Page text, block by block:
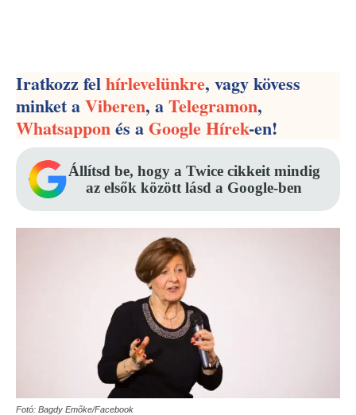
Iratkozz felhírlevelünkre, vagy kövess
minket aViberen, aTelegramon,
Whatsapponés aGoogle Hírek-en!
Állítsd be, hogy a Twice cikkeit mindig
az elsők között lásd a Google-ben
Fotó: Bagdy Emőke/Facebook